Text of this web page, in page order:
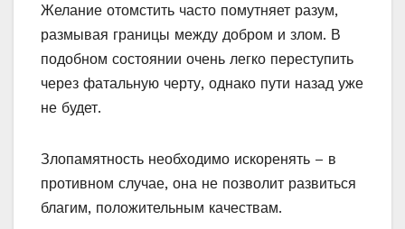
Желание отомстить часто помутняет разум,
размывая границы между добром и злом. В
подобном состоянии очень легко переступить
через фатальную черту, однако пути назад уже
не будет.
Злопамятность необходимо искоренять – в
противном случае, она не позволит развиться
благим, положительным качествам.